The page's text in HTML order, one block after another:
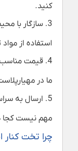
کنید.
3. سازگار با محیط زیست
استفاده از
4. قیمت مناسب
ما در
5. ارسال به سراسر کشور
مهم نیست کجا
چرا تخت کنار